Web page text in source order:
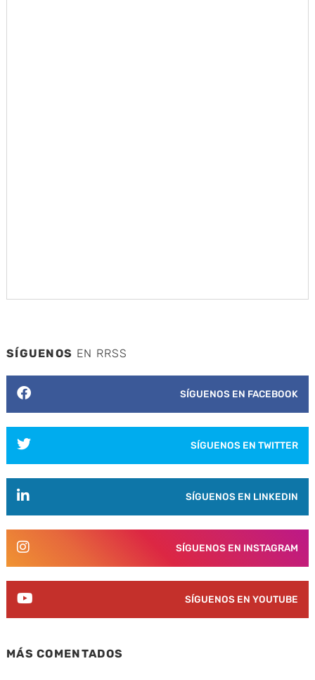
SÍGUENOS EN RRSS
SÍGUENOS EN FACEBOOK
SÍGUENOS EN TWITTER
SÍGUENOS EN LINKEDIN
SÍGUENOS EN INSTAGRAM
SÍGUENOS EN YOUTUBE
MÁS COMENTADOS